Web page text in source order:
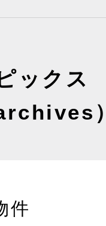
ックス
archives
件